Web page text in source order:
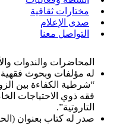
مختارات ثقافية
صدى الإعلام
التواصل معنا
المحاضرات والندوات
له مؤلفات وبحوث فقهية
“شرطية الكفاءة بين
فقه ذوي الاحتياجات
التاروتية”.
صدر له كتاب بعنوان (الحب)